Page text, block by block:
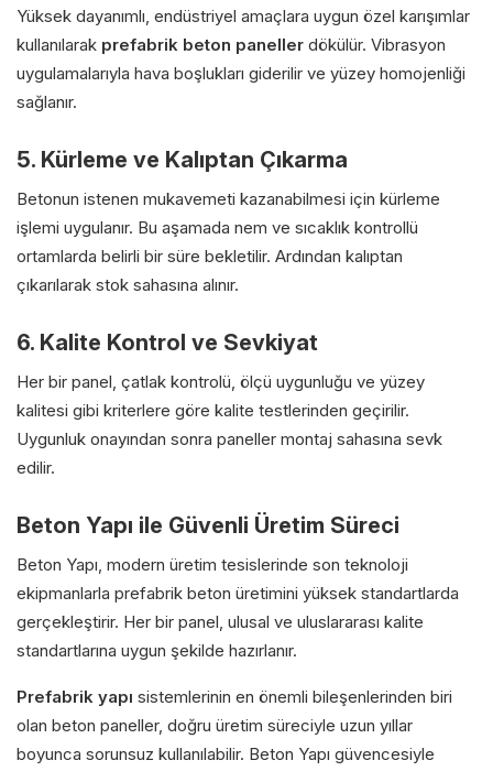
Yüksek dayanımlı, endüstriyel amaçlara uygun özel karışımlar
kullanılarak prefabrik beton paneller dökülür. Vibrasyon
uygulamalarıyla hava boşlukları giderilir ve yüzey homojenliği
sağlanır.
5. Kürleme ve Kalıptan Çıkarma
Betonun istenen mukavemeti kazanabilmesi için kürleme
işlemi uygulanır. Bu aşamada nem ve sıcaklık kontrollü
ortamlarda belirli bir süre bekletilir. Ardından kalıptan
çıkarılarak stok sahasına alınır.
6. Kalite Kontrol ve Sevkiyat
Her bir panel, çatlak kontrolü, ölçü uygunluğu ve yüzey
kalitesi gibi kriterlere göre kalite testlerinden geçirilir.
Uygunluk onayından sonra paneller montaj sahasına sevk
edilir.
Beton Yapı ile Güvenli Üretim Süreci
Beton Yapı, modern üretim tesislerinde son teknoloji
ekipmanlarla prefabrik beton üretimini yüksek standartlarda
gerçekleştirir. Her bir panel, ulusal ve uluslararası kalite
standartlarına uygun şekilde hazırlanır.
Prefabrik yapı sistemlerinin en önemli bileşenlerinden biri
olan beton paneller, doğru üretim süreciyle uzun yıllar
boyunca sorunsuz kullanılabilir. Beton Yapı güvencesiyle